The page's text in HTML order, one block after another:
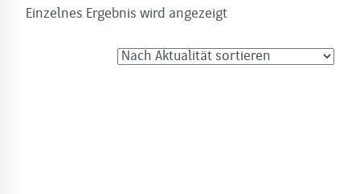
Einzelnes Ergebnis wird angezeigt